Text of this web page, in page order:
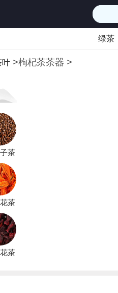
绿茶
叶>枸杞茶茶器 >
茶
茶
茶